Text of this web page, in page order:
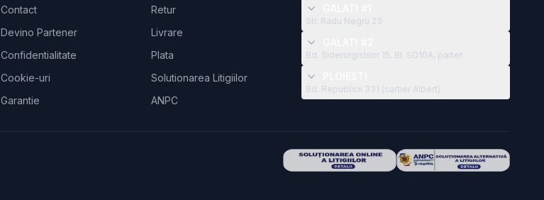
Contact
Devino Partener
Confidentialitate
Cookie-uri
Garantie
Retur
Livrare
Plata
Solutionarea Litigiilor
ANPC
Str. Radu Negru 23
Bd. Siderurgistilor 15, Bl. SD10A, parter
Bd. Republicii 331 (cartier Albert)